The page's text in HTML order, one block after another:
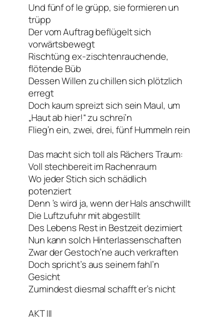
Und fünf of le grüpp, sie formieren un
trüpp
Der vom Auftrag beflügelt sich
vorwärtsbewegt
Rischtüng ex-zischtenrauchende,
flötende Büb
Dessen Willen zu chillen sich plötzlich
erregt
Doch kaum spreizt sich sein Maul, um
„Haut ab hier!“ zu schrei’n
Flieg’n ein, zwei, drei, fünf Hummeln rein
Das macht sich toll als Rächers Traum:
Voll stechbereit im Rachenraum
Wo jeder Stich sich schädlich
potenziert
Denn ’s wird ja, wenn der Hals anschwillt
Die Luftzufuhr mit abgestillt
Des Lebens Rest in Bestzeit dezimiert
Nun kann solch Hinterlassenschaften
Zwar der Gestoch’ne auch verkraften
Doch spricht’s aus seinem fahl’n
Gesicht
Zumindest diesmal schafft er’s nicht
AKT III